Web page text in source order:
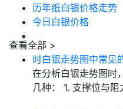
历年纸白银价格走势
今日白银价格
查看全部 >
时白银走势图中常见
在分析白银走势图时
几种： 1. 支撑位与